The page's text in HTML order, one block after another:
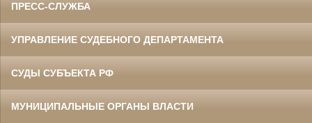
ПРЕСС-СЛУЖБА
УПРАВЛЕНИЕ СУДЕБНОГО ДЕПАРТАМЕНТА
СУДЫ СУБЪЕКТА РФ
МУНИЦИПАЛЬНЫЕ ОРГАНЫ ВЛАСТИ